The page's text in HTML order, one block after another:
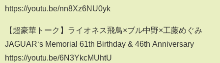
https://youtu.be/nn8Xz6NU0yk
【超豪華トーク】ライオネス飛鳥×ブル中野×工藤めぐみ
JAGUAR‘s Memorial 61th Birthday & 46th Anniversary
https://youtu.be/6N3YkcMUhtU